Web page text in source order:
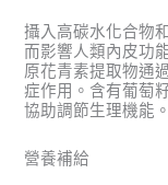
攝入高碳水化合物
而影響人類內皮功
原花青素提取物通
症作用。含有葡萄
協助調節生理機能。
營養補給